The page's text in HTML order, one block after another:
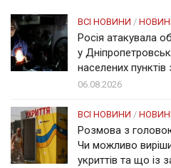
ВСІ НОВИНИ /
Росія атакувала
у
населених
06.08.2026
ВСІ НОВИНИ /
Розмова з
Чи можливо
укриттів та що із